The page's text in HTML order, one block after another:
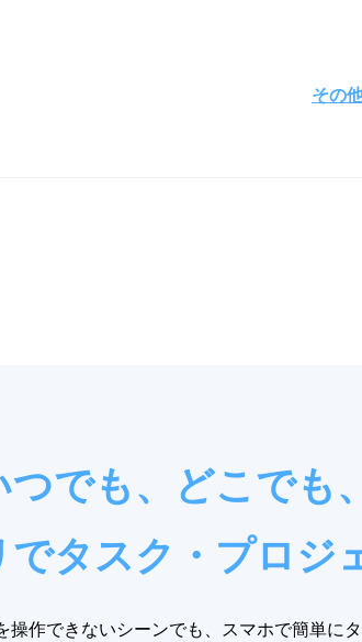
その
つでも、どこでも
でタスク・プロジ
操作できないシーンでも、スマホで簡単に